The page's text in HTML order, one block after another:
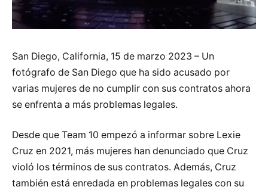
San Diego, California, 15 de marzo 2023 – Un
fotógrafo de San Diego que ha sido acusado por
varias mujeres de no cumplir con sus contratos ahora
se enfrenta a más problemas legales.
Desde que Team 10 empezó a informar sobre Lexie
Cruz en 2021, más mujeres han denunciado que Cruz
violó los términos de sus contratos. Además, Cruz
también está enredada en problemas legales con su